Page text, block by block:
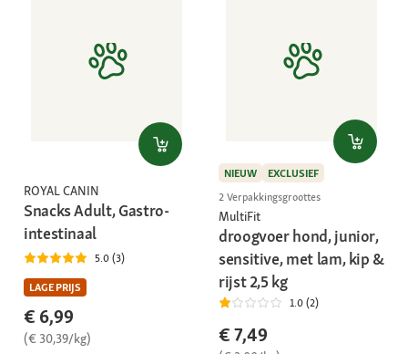
ROYAL CANIN
Snacks Adult, Gastro-
intestinaal
5.0 (3)
LAGE PRIJS
€ 6,99
(€ 30,39/kg)
NIEUW
EXCLUSIEF
2 Verpakkingsgroottes
MultiFit
droogvoer hond, junior,
sensitive, met lam, kip &
rijst 2,5 kg
1.0 (2)
€ 7,49